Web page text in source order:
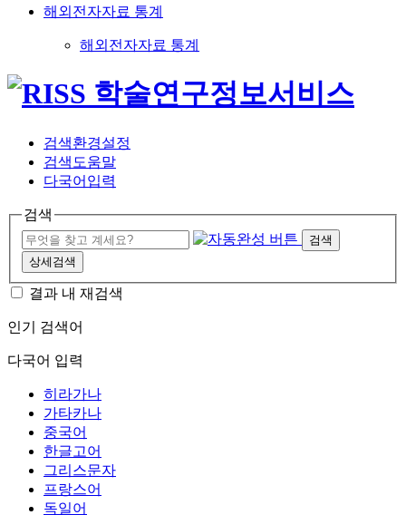
해외전자자료 통계
해외전자자료 통계
검색환경설정
검색도움말
다국어입력
검색
검색
상세검색
결과 내 재검색
인기 검색어
다국어 입력
히라가나
가타카나
중국어
한글고어
그리스문자
프랑스어
독일어